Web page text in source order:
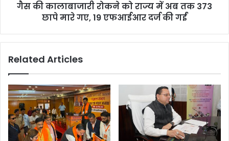
मी
में
त
क
3
7
गैस की कालाबाजारी रोकने को राज्य में अब तक 373
छापे मारे गए, 19 एफआईआर दर्ज की गईं
Related Articles